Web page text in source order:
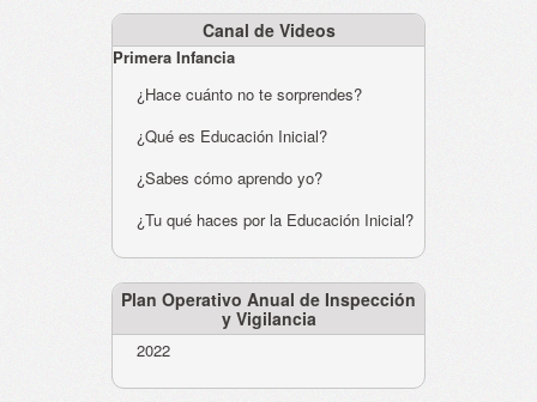
Canal de Videos
Primera Infancia
¿Hace cuánto no te sorprendes?
¿Qué es Educación Inicial?
¿Sabes cómo aprendo yo?
¿Tu qué haces por la Educación Inicial?
Plan Operativo Anual de Inspección
y Vigilancia
2022